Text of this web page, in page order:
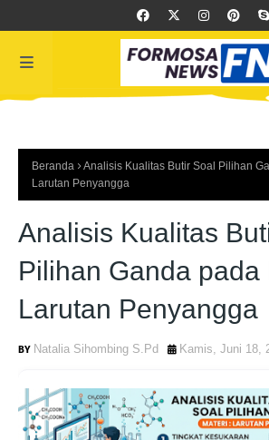
Beranda
Analisis Kualitas Butir Soal Pilihan
Larutan Penyangga
Analisis Kualitas
Pilihan Ganda pada
Larutan Penyangga
Natalia Sihombing S.Pd Kamis, Juni 18,